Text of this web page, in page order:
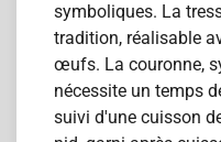
symboliques. La
tradition, réalisable
œufs. La couronne,
nécessite un temps
suivi d'une cuisson